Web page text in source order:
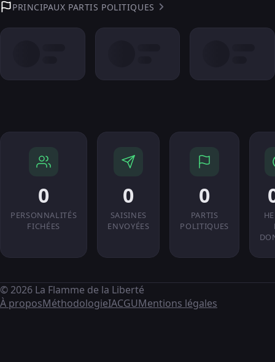
PRINCIPAUX PARTIS POLITIQUES
0
PERSONNALITÉS
FICHÉES
0
SAISINES
ENVOYÉES
0
PARTIS
POLITIQUES
© 2026 La Flamme de la Liberté
À proposMéthodologieIACGUMentions légales